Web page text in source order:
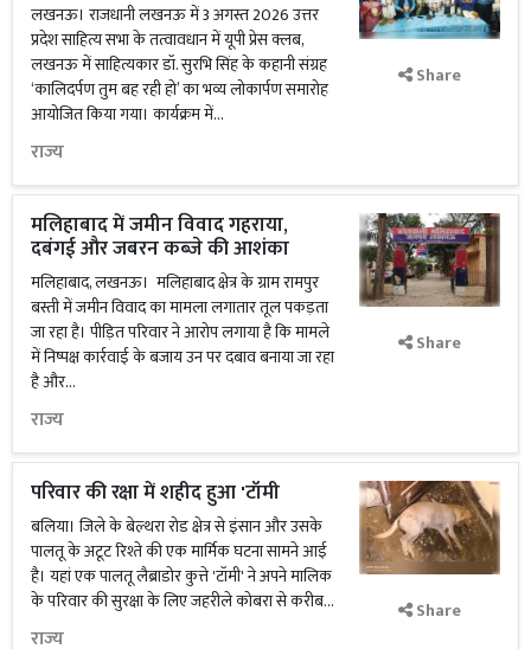
लखनऊ। राजधानी लखनऊ में 3 अगस्त 2026 उत्तर
प्रदेश साहित्य सभा के तत्वावधान में यूपी प्रेस क्लब,
लखनऊ में साहित्यकार डॉ. सुरभि सिंह के कहानी संग्रह
‘कालिदर्पण तुम बह रही हो’ का भव्य लोकार्पण समारोह
आयोजित किया गया। कार्यक्रम में...
राज्य
Share
मलिहाबाद में जमीन विवाद गहराया,
दबंगई और जबरन कब्जे की आशंका
मलिहाबाद, लखनऊ। मलिहाबाद क्षेत्र के ग्राम रामपुर
बस्ती में जमीन विवाद का मामला लगातार तूल पकड़ता
जा रहा है। पीड़ित परिवार ने आरोप लगाया है कि मामले
में निष्पक्ष कार्रवाई के बजाय उन पर दबाव बनाया जा रहा
है और...
राज्य
Share
परिवार की रक्षा में शहीद हुआ 'टॉमी
बलिया। जिले के बेल्थरा रोड क्षेत्र से इंसान और उसके
पालतू के अटूट रिश्ते की एक मार्मिक घटना सामने आई
है। यहां एक पालतू लैब्राडोर कुत्ते 'टॉमी' ने अपने मालिक
के परिवार की सुरक्षा के लिए जहरीले कोबरा से करीब...
राज्य
Share